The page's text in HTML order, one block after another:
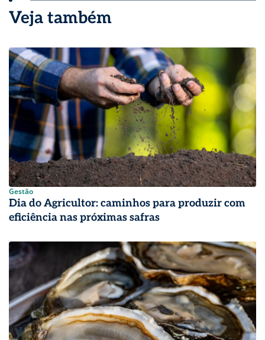
Veja também
Gestão
Dia do Agricultor: caminhos para produzir com
eficiência nas próximas safras